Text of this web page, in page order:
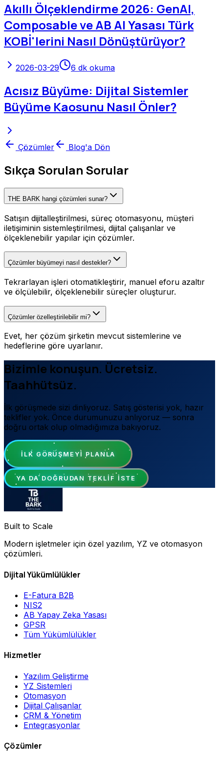
Akıllı Ölçeklendirme 2026: GenAI,
Composable ve AB AI Yasası Türk
KOBİ'lerini Nasıl Dönüştürüyor?
2026-03-29 6 dk okuma
Acısız Büyüme: Dijital Sistemler
Büyüme Kaosunu Nasıl Önler?
Çözümler Blog'a Dön
Sıkça Sorulan Sorular
THE BARK hangi çözümleri sunar?
Satışın dijitalleştirilmesi, süreç otomasyonu, müşteri
iletişiminin sistemleştirilmesi, dijital çalışanlar ve
ölçeklenebilir yapılar için çözümler.
Çözümler büyümeyi nasıl destekler?
Tekrarlayan işleri otomatikleştirir, manuel eforu azaltır
ve ölçülebilir, ölçeklenebilir süreçler oluşturur.
Çözümler özelleştirilebilir mi?
Evet, her çözüm şirketin mevcut sistemlerine ve
hedeflerine göre uyarlanır.
Bizimle konuşun. Ücretsiz.
Taahhütsüz.
İlk görüşmede sizi dinliyoruz. Satış gösterisi yok, hazır
teklifler yok. Önce durumunuzu anlıyoruz — sonra
doğru ortak olup olmadığımıza bakıyoruz.
İLK GÖRÜŞMEYI PLANLA
YA DA DOĞRUDAN TEKLIF ISTE
Built to Scale
Modern işletmeler için özel yazılım, YZ ve otomasyon
çözümleri.
Dijital Yükümlülükler
E-Fatura B2B
NIS2
AB Yapay Zeka Yasası
GPSR
Tüm Yükümlülükler
Hizmetler
Yazılım Geliştirme
YZ Sistemleri
Otomasyon
Dijital Çalışanlar
CRM & Yönetim
Entegrasyonlar
Çözümler